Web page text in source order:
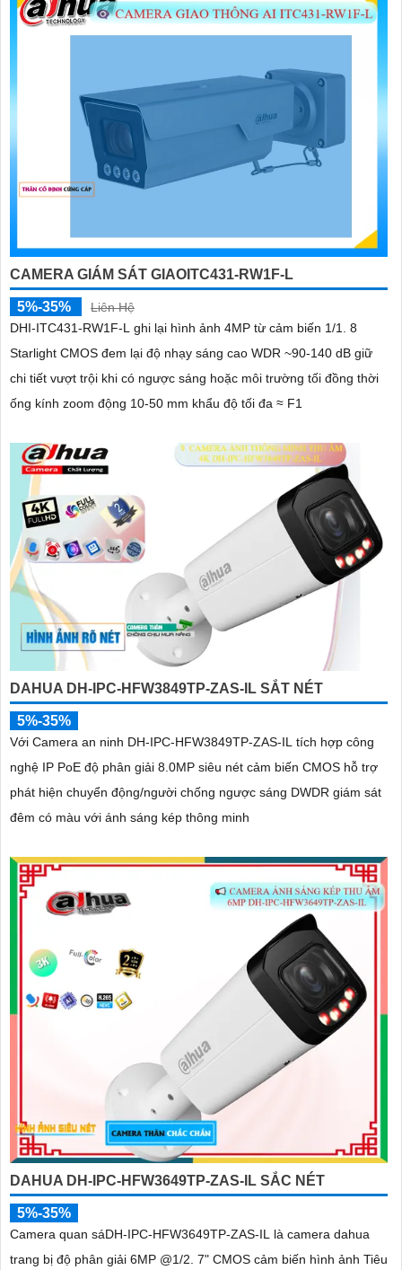
CAMERA GIÁM SÁT GIAOITC431-RW1F-L
5%-35%
Liên Hệ
DHI-ITC431-RW1F-L ghi lại hình ảnh 4MP từ cảm biến 1/1. 8
Starlight CMOS đem lại độ nhạy sáng cao WDR ~90-140 dB giữ
chi tiết vượt trội khi có ngược sáng hoặc môi trường tối đồng thời
ống kính zoom động 10-50 mm khẩu độ tối đa ≈ F1
DAHUA DH-IPC-HFW3849TP-ZAS-IL SẮT NÉT
5%-35%
Với Camera an ninh DH-IPC-HFW3849TP-ZAS-IL tích hợp công
nghệ IP PoE độ phân giải 8.0MP siêu nét cảm biến CMOS hỗ trợ
phát hiện chuyển động/người chống ngược sáng DWDR giám sát
đêm có màu với ánh sáng kép thông minh
DAHUA DH-IPC-HFW3649TP-ZAS-IL SẮC NÉT
5%-35%
Camera quan sáDH-IPC-HFW3649TP-ZAS-IL là camera dahua
trang bị độ phân giải 6MP @1/2. 7" CMOS cảm biến hình ảnh Tiêu